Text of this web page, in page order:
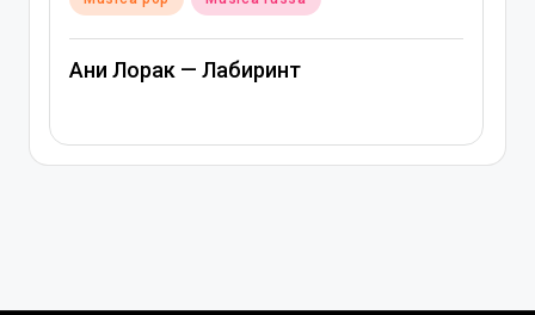
Ани Лорак — Лабиринт